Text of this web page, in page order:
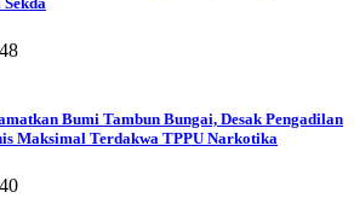
Bumi Tambun Bungai, Desak Pengadilan
Maksimal Terdakwa TPPU Narkotika